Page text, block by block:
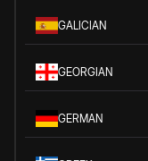
GALICIAN
GEORGIAN
GERMAN